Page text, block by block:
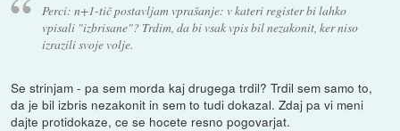
Perci: n+1-tič postavljam vprašanje: v kateri register bi lahko
vpisali "izbrisane"? Trdim, da bi vsak vpis bil nezakonit, ker niso
izrazili svoje volje.
Se strinjam - pa sem morda kaj drugega trdil? Trdil sem samo to,
da je bil izbris nezakonit in sem to tudi dokazal. Zdaj pa vi meni
dajte protidokaze, ce se hocete resno pogovarjat.